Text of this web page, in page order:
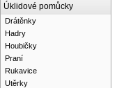
Úklidové pomůcky
Drátěnky
Hadry
Houbičky
Praní
Rukavice
Utěrky